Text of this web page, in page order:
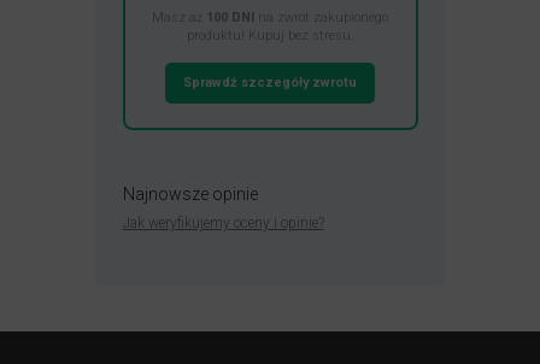
Masz aż 100 DNI
na zwrot zakupionego
produktu! Kupuj bez stresu.
Sprawdź szczegóły zwrotu
Najnowsze opinie
Jak weryfikujemy oceny i opinie?